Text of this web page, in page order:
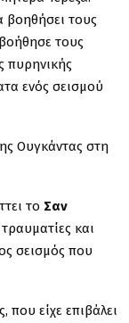
βοηθήσει τους
τους
πυρηνικής
ενός σεισμού
Ουγκάντας στη
το Σαν
και
σεισμός που
που είχε επιβάλει